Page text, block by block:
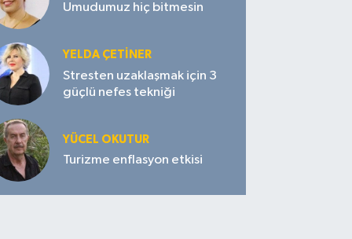
Umudumuz hiç bitmesin
YELDA ÇETİNER
Stresten uzaklaşmak için 3
güçlü nefes tekniği
YÜCEL OKUTUR
Turizme enflasyon etkisi